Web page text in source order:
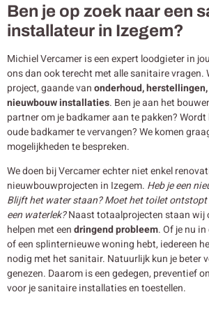
Ben je op zoek naar een
installateur in Izegem?
Michiel Vercamer is een expert loodgieter in
ons dan ook terecht met alle sanitaire vragen.
project, gaande vanonderhoud,
nieuwbouwinstallaties. Ben je aan het
partner om je badkamer aan te pakken?
oude badkamer te vervangen? We komen
mogelijkheden te bespreken.
We doen bij Vercamer echter niet enkel
nieuwbouwprojecten in Izegem. Heb je een
Blijft het water staan? Moet het toilet
een waterlek?Naast totaalprojecten staan wij
helpen met eendringend probleem. Of je nu
of een splinternieuwe woning hebt, iedereen
nodig met het sanitair. Natuurlijk kun je beter
genezen. Daarom is een gedegen, preventief
voor je sanitaire installaties en toestellen.